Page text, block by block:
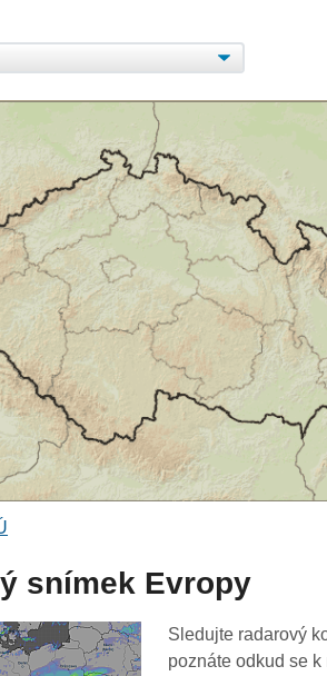
snímek Evropy
Sledujte radarový
poznáte odkud se